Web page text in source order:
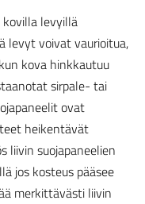
kovilla levyillä
levyt voivat vaurioitua,
kova hinkkautuu
sirpale- tai
ovat
heikentävät
liivin suojapaneelien
jos kosteus pääsee
merkittävästi liivin